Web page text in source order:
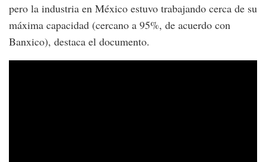
pero la industria en México estuvo trabajando cerca de su
máxima capacidad (cercano a 95%, de acuerdo con
Banxico), destaca el documento.